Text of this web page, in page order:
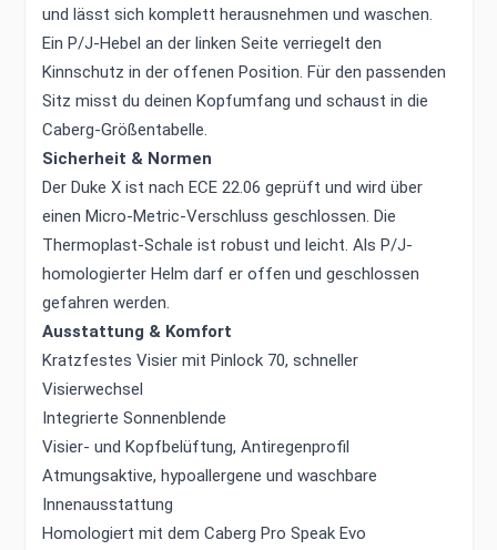
und lässt sich komplett herausnehmen und waschen.
Ein P/J-Hebel an der linken Seite verriegelt den
Kinnschutz in der offenen Position. Für den passenden
Sitz misst du deinen Kopfumfang und schaust in die
Caberg-Größentabelle.
Sicherheit & Normen
Der Duke X ist nach ECE 22.06 geprüft und wird über
einen Micro-Metric-Verschluss geschlossen. Die
Thermoplast-Schale ist robust und leicht. Als P/J-
homologierter Helm darf er offen und geschlossen
gefahren werden.
Ausstattung & Komfort
Kratzfestes Visier mit Pinlock 70, schneller
Visierwechsel
Integrierte Sonnenblende
Visier- und Kopfbelüftung, Antiregenprofil
Atmungsaktive, hypoallergene und waschbare
Innenausstattung
Homologiert mit dem Caberg Pro Speak Evo